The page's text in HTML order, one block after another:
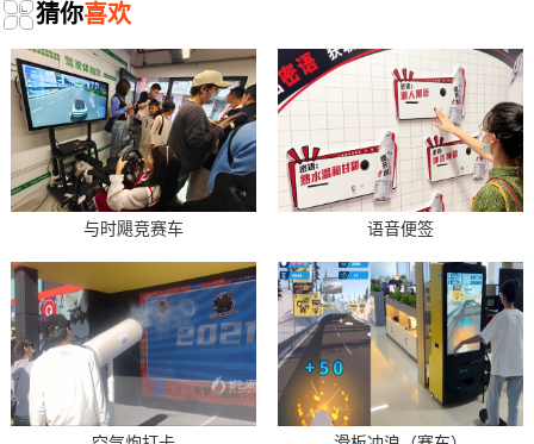
猜你喜欢
与时飓竞赛车 语音便签